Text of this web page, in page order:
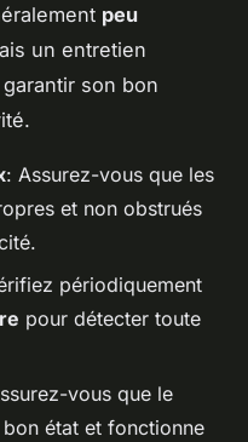
peu
un entretien
son bon
: Assurez-vous que les
et non obstrués
périodiquement
pour détecter toute
vous que le
bon état et fonctionne